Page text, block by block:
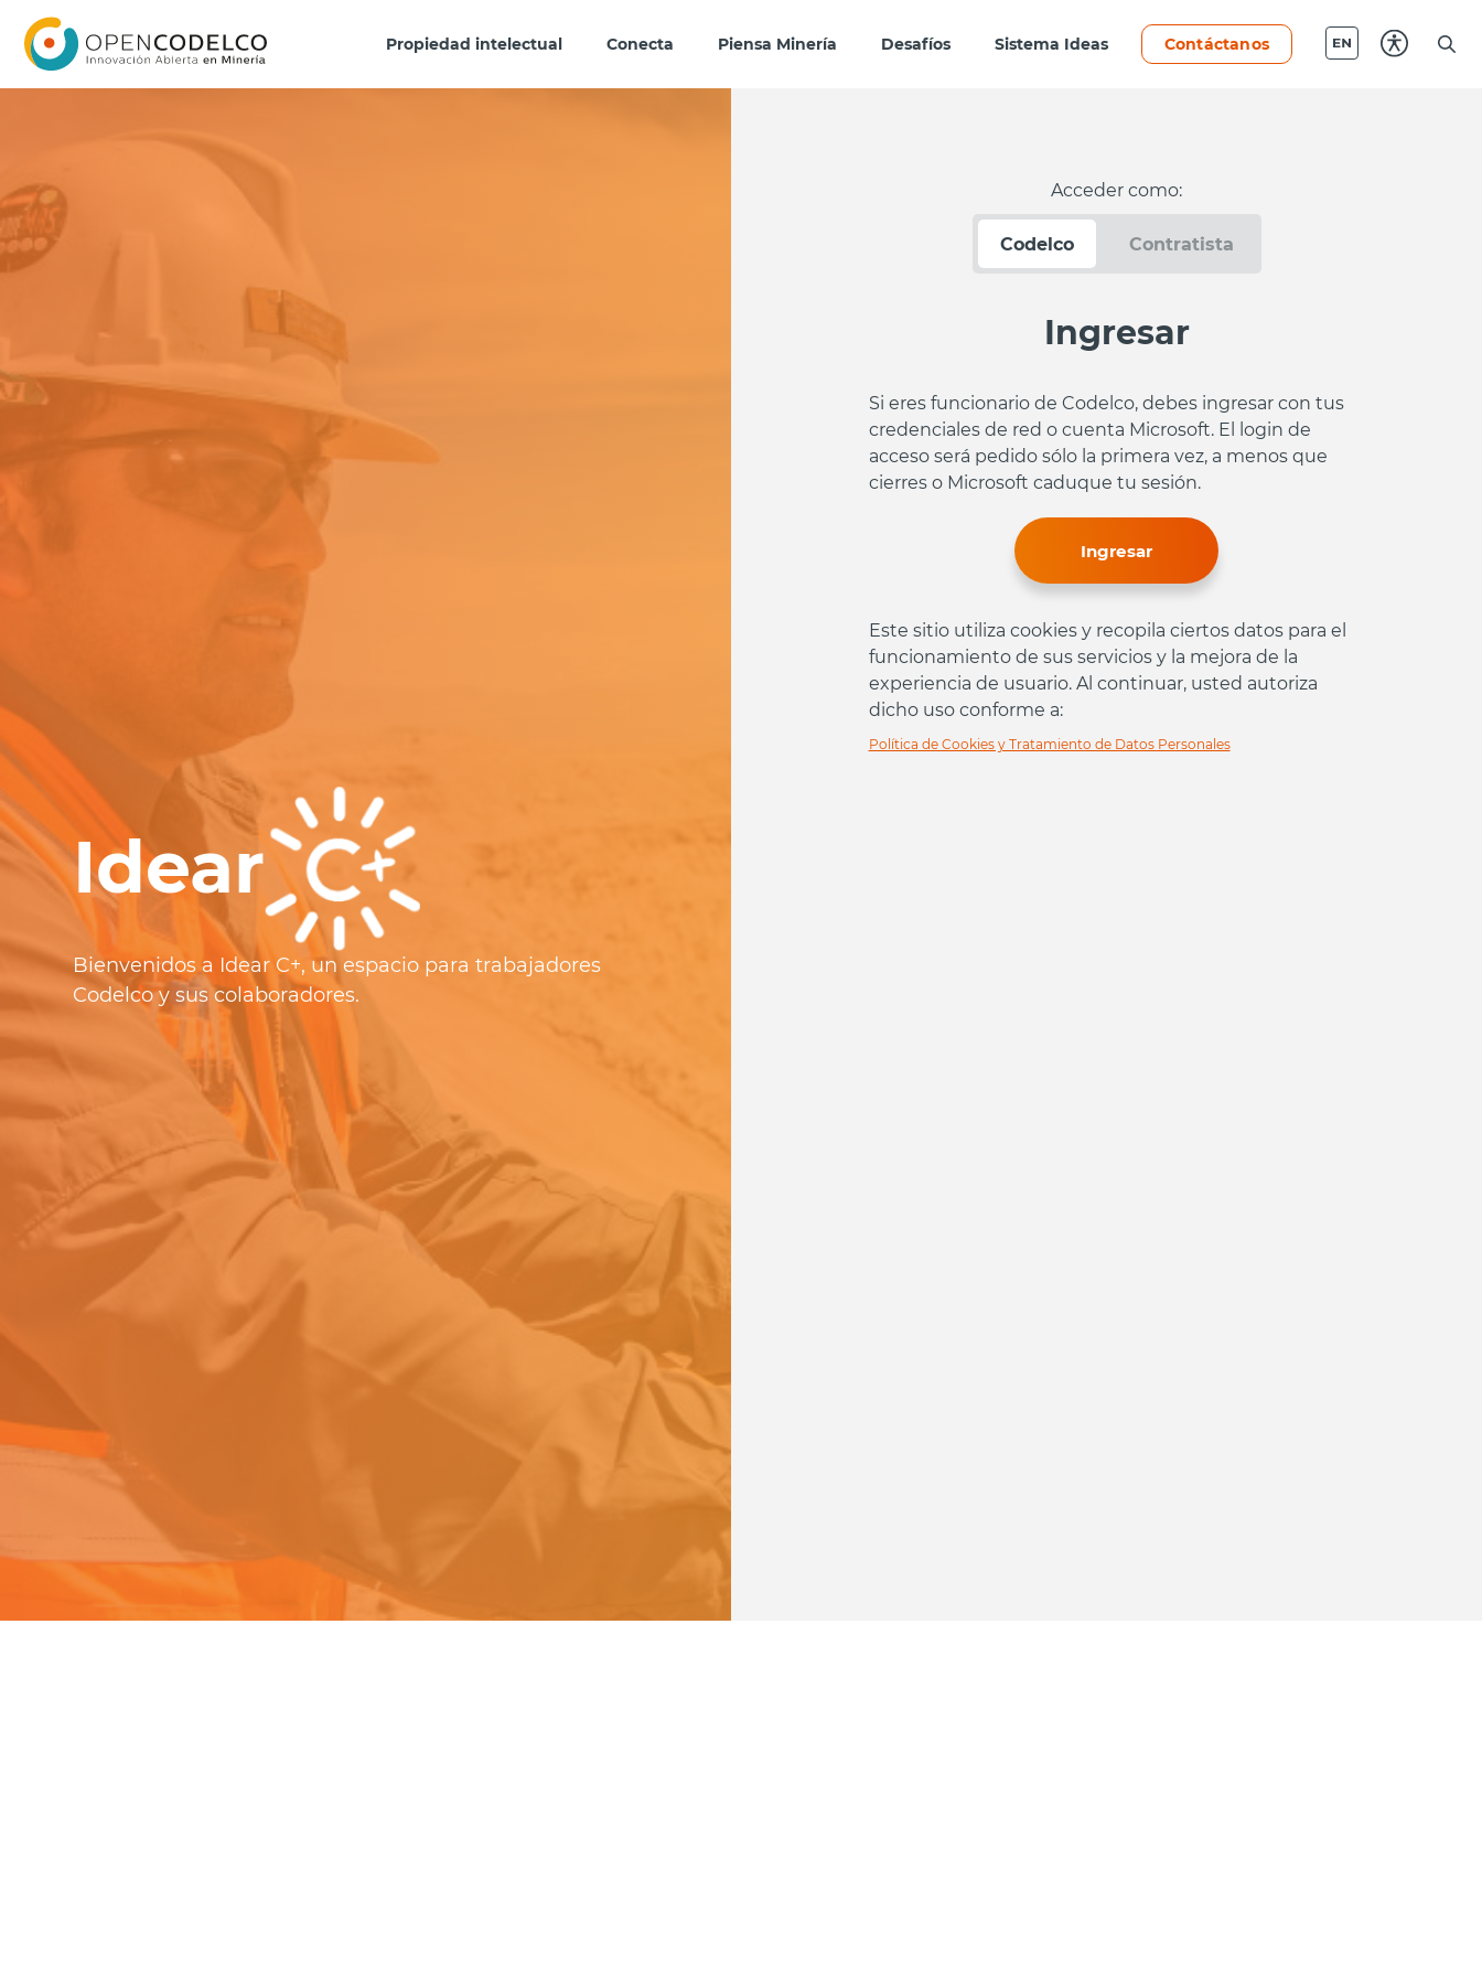
Propiedad intelectual Conecta Piensa Minería Desafíos Sistema Ideas Contáctanos
Idear
Bienvenidos a Idear C+, un espacio para trabajadores
Codelco y sus colaboradores.
Acceder como:
Codelco Contratista
Ingresar
Si eres funcionario de Codelco, debes ingresar con tus
credenciales de red o cuenta Microsoft. El login de
acceso será pedido sólo la primera vez, a menos que
cierres o Microsoft caduque tu sesión.
Ingresar
Este sitio utiliza cookies y recopila ciertos datos para el
funcionamiento de sus servicios y la mejora de la
experiencia de usuario. Al continuar, usted autoriza
dicho uso conforme a:
Política de Cookies y Tratamiento de Datos Personales